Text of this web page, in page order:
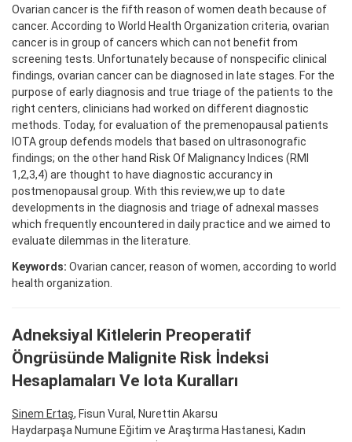
Ovarian cancer is the fifth reason of women death because of
cancer. According to World Health Organization criteria, ovarian
cancer is in group of cancers which can not benefit from
screening tests. Unfortunately because of nonspecific clinical
findings, ovarian cancer can be diagnosed in late stages. For the
purpose of early diagnosis and true triage of the patients to the
right centers, clinicians had worked on different diagnostic
methods. Today, for evaluation of the premenopausal patients
IOTA group defends models that based on ultrasonografic
findings; on the other hand Risk Of Malignancy Indices (RMI
1,2,3,4) are thought to have diagnostic accurancy in
postmenopausal group. With this review,we up to date
developments in the diagnosis and triage of adnexal masses
which frequently encountered in daily practice and we aimed to
evaluate dilemmas in the literature.
Keywords: Ovarian cancer, reason of women, according to world
health organization.
Adneksiyal Kitlelerin Preoperatif
Öngrüsünde Malignite Risk İndeksi
Hesaplamaları Ve Iota Kuralları
Sinem Ertaş, Fisun Vural, Nurettin Akarsu
Haydarpaşa Numune Eğitim ve Araştırma Hastanesi, Kadın